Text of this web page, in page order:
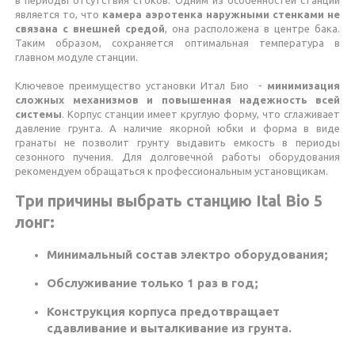
является то, что камера аэротенка наружными стенками не
связана с внешней средой, она расположена в центре бака.
Таким образом, сохраняется оптимальная температура в
главном модуле станции.
Ключевое преимущество установки Итал Био - минимизация
сложных механизмов и повышенная надежность всей
системы. Корпус станции имеет круглую форму, что сглаживает
давление грунта. А наличие якорной юбки и форма в виде
гранаты не позволит грунту выдавить емкость в периоды
сезонного пучения. Для долговечной работы оборудования
рекомендуем обращаться к профессиональным установщикам.
Три причины выбрать станцию Ital Bio 5
лонг:
Минимальный состав электро оборудования;
Обслуживание только 1 раз в год;
Конструкция корпуса предотвращает
сдавливание и выталкивание из грунта.